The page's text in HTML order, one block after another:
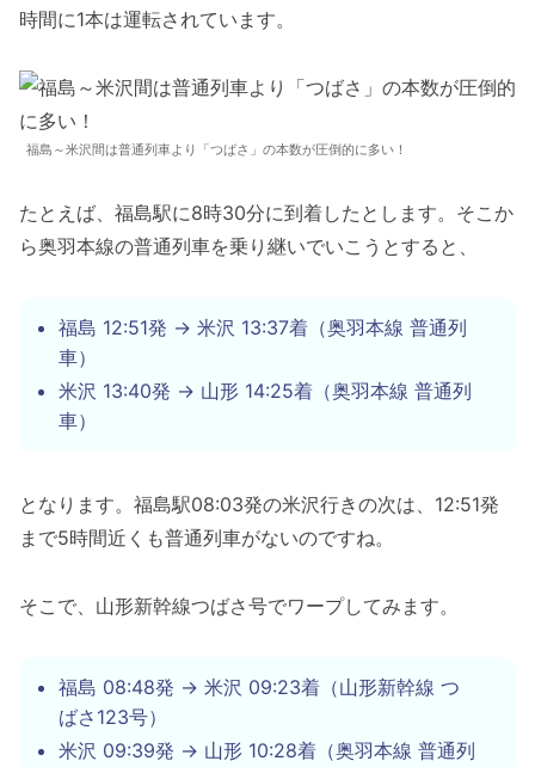
時間に1本は運転されています。
福島～米沢間は普通列車より「つばさ」の本数が圧倒的に多い！
たとえば、福島駅に8時30分に到着したとします。そこか
ら奥羽本線の普通列車を乗り継いでいこうとすると、
福島 12:51発 → 米沢 13:37着（奥羽本線 普通列
車）
米沢 13:40発 → 山形 14:25着（奥羽本線 普通列
車）
となります。福島駅08:03発の米沢行きの次は、12:51発
まで5時間近くも普通列車がないのですね。
そこで、山形新幹線つばさ号でワープしてみます。
福島 08:48発 → 米沢 09:23着（山形新幹線 つ
ばさ123号）
米沢 09:39発 → 山形 10:28着（奥羽本線 普通列